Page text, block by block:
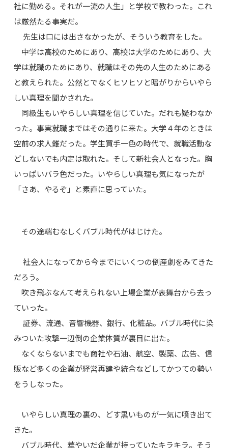
社に勤める。それが一流の人生」と学校で教わった。これ
は厳然たる事実だ。
先生は口には出さなかったが、そういう教育をした。
中学は高校のためにあり、高校は大学のためにあり、大
学は就職のためにあり、就職はその先の人生のためにある
と教えられた。公然とでなくヒソヒソと暗がりからいやら
しい真理を聞かされた。
同級生もいやらしい真理を信じていた。だれも疑わなか
った。事実就職まではその通りに来た。大学４年のときは
空前の求人難だった。学生買手一色の時代で、就職活動な
どしないでも内定は取れた。そして新社会人となった。胸
いっぱいバラ色だった。いやらしい真理も気になったが
「さあ、やるぞ」と素直に思っていた。
その途端むなしくバブル時代がはじけた。
社会人になってから今までにいくつの倒産劇をみてきた
だろう。
吹き飛ぶなんて考えられない上場企業が表舞台から去っ
ていった。
証券、流通、音響機器、銀行、化粧品。バブル時代に染
みついた攻撃一辺倒の企業体質が裏目に出た。
なくならないまでも商社や石油、航空、製薬、広告、信
販など多くの企業が経営再建や統合などしてかつての勢い
をうしなった。
いやらしい真理の裏の、どす黒いものが一気に噴き出て
きた。
バブル時代、華やいだ企業が持っていたキラキラ。そう